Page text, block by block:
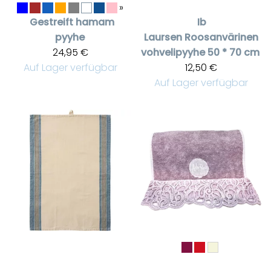
»
Gestreift hamam
pyyhe
24,95 €
Auf Lager verfügbar
Ib
Laursen Roosanvärinen
vohvelipyyhe 50 * 70 cm
12,50 €
Auf Lager verfügbar